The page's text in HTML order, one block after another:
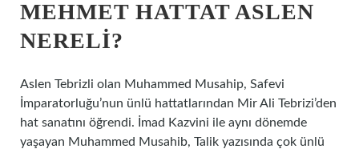
MEHMET HATTAT ASLEN
NERELI?
Aslen Tebrizli olan Muhammed Musahip, Safevi
İmparatorluğu’nun ünlü hattatlarından Mir Ali Tebrizi’den
hat sanatını öğrendi. İmad Kazvini ile aynı dönemde
yaşayan Muhammed Musahib, Talik yazısında çok ünlü